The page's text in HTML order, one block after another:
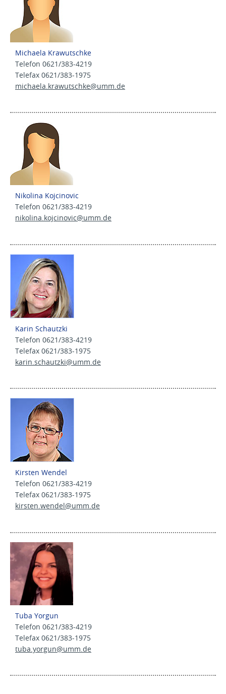
Michaela Krawutschke
Telefon 0621/383-4219
Telefax 0621/383-1975
michaela.krawutschke@umm.de
Nikolina Kojcinovic
Telefon 0621/383-4219
nikolina.kojcinovic@umm.de
Karin Schautzki
Telefon 0621/383-4219
Telefax 0621/383-1975
karin.schautzki@umm.de
Kirsten Wendel
Telefon 0621/383-4219
Telefax 0621/383-1975
kirsten.wendel@umm.de
Tuba Yorgun
Telefon 0621/383-4219
Telefax 0621/383-1975
tuba.yorgun@umm.de